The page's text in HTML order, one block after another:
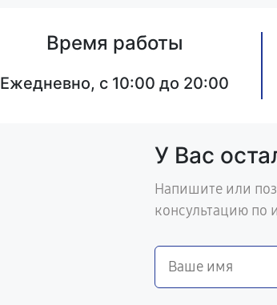
Время работы
Ежедневно, с 10:00 до 20:00
У Вас
Напишите или
консультацию по